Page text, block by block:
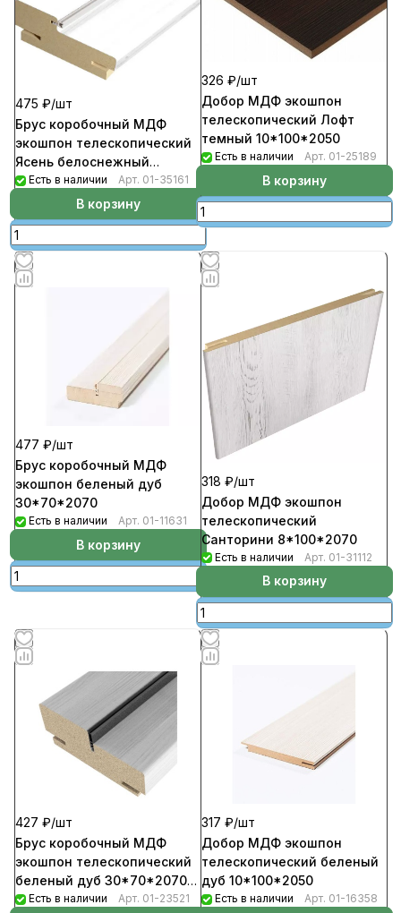
475 ₽/шт
Брус коробочный МДФ
экошпон телескопический
Ясень белоснежный
30*70*2070 (5шт/уп)
Есть в наличии Арт. 01-35161
В корзину
326 ₽/шт
Добор МДФ экошпон
телескопический Лофт
темный 10*100*2050
Есть в наличии Арт. 01-25189
В корзину
477 ₽/шт
Брус коробочный МДФ
экошпон беленый дуб
30*70*2070
Есть в наличии Арт. 01-11631
В корзину
318 ₽/шт
Добор МДФ экошпон
телескопический
Санторини 8*100*2070
Есть в наличии Арт. 01-31112
В корзину
427 ₽/шт
Брус коробочный МДФ
экошпон телескопический
беленый дуб 30*70*2070
(5шт/уп)
Есть в наличии Арт. 01-23521
317 ₽/шт
Добор МДФ экошпон
телескопический беленый
дуб 10*100*2050
Есть в наличии Арт. 01-16358